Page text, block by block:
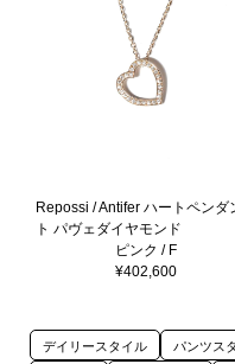
Repossi / Antifer ハートペンダ
ト パヴェダイヤモンド
ピンク / F
¥402,600
デイリースタイル パンツス